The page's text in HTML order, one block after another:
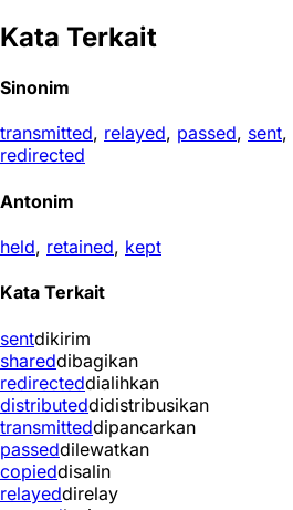
Kata Terkait
Sinonim
transmitted, relayed, passed, sent,
redirected
Antonim
held, retained, kept
Kata Terkait
sentdikirim
shareddibagikan
redirecteddialihkan
distributeddidistribusikan
transmitteddipancarkan
passeddilewatkan
copieddisalin
relayeddirelay